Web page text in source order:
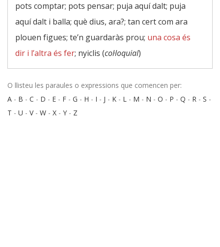
pots comptar; pots pensar; puja aquí dalt; puja
aquí dalt i balla; què dius, ara?; tan cert com ara
plouen figues; te’n guardaràs prou; una cosa és
dir i l’altra és fer; nyiclis (col·loquial)
O llisteu les paraules o expressions que comencen per:
A - B - C - D - E - F - G - H - I - J - K - L - M - N - O - P - Q - R - S -
T - U - V- W - X - Y - Z